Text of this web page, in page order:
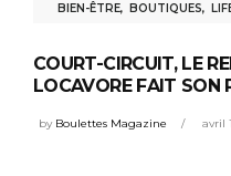
BIEN-ÊTRE, BOUTIQUES,
COURT-CIRCUIT, LE
LOCAVORE FAIT SON
by Boulettes Magazine avril